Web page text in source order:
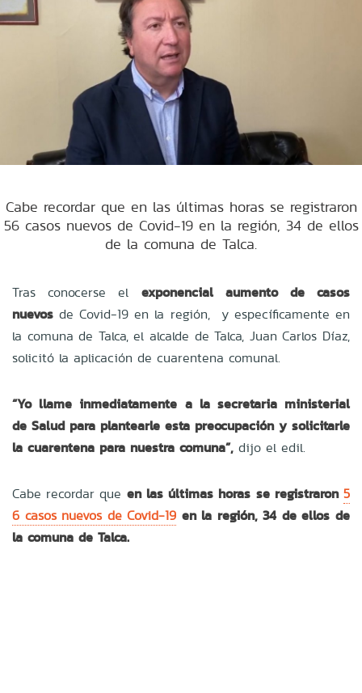
Cabe recordar que en las últimas horas se registraron
56 casos nuevos de Covid-19 en la región, 34 de ellos
de la comuna de Talca.
Tras conocerse el exponencial aumento de casos
nuevos de Covid-19 en la región, y específicamente en
la comuna de Talca, el alcalde de Talca, Juan Carlos Díaz,
solicitó la aplicación de cuarentena comunal.
“Yo llame inmediatamente a la secretaria ministerial
de Salud para plantearle esta preocupación y solicitarle
la cuarentena para nuestra comuna”, dijo el edil.
Cabe recordar que en las últimas horas se registraron5
6 casos nuevos de Covid-19 en la región, 34 de ellos de
la comuna de Talca.